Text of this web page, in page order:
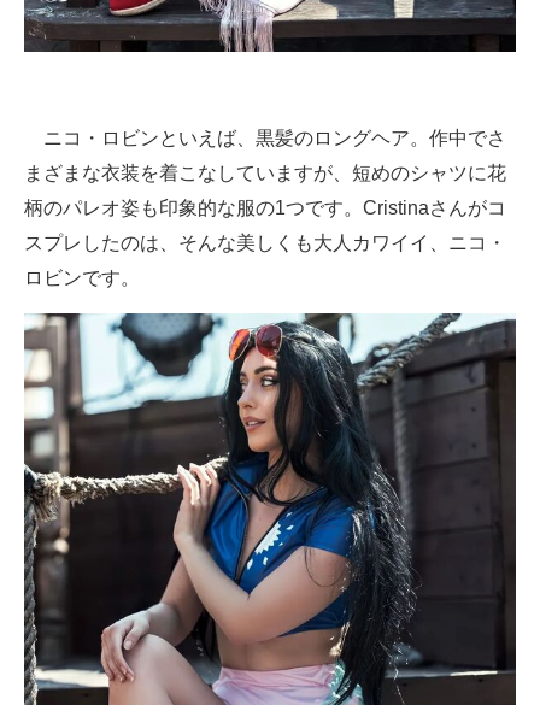
ニコ・ロビンといえば、黒髪のロングヘア。作中でさ
まざまな衣装を着こなしていますが、短めのシャツに花
柄のパレオ姿も印象的な服の1つです。Cristinaさんがコ
スプレしたのは、そんな美しくも大人カワイイ、ニコ・
ロビンです。